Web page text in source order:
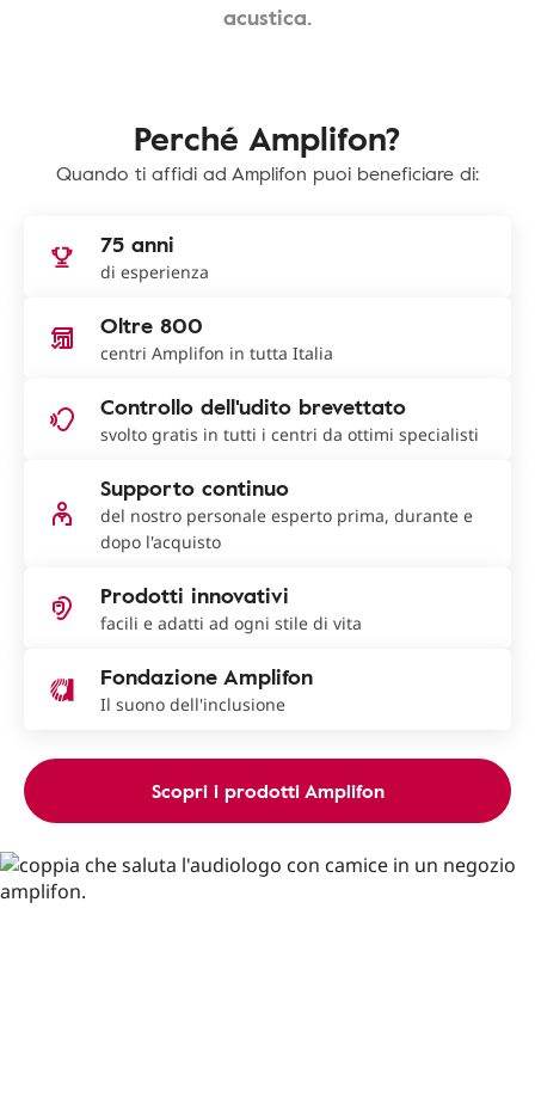
acustica.
Perché Amplifon?
Quando ti affidi ad Amplifon puoi beneficiare di:
75 anni
di esperienza
Oltre 800
centri Amplifon in tutta Italia
Controllo dell'udito brevettato
svolto gratis in tutti i centri da ottimi specialisti
Supporto continuo
del nostro personale esperto prima, durante e
dopo l'acquisto
Prodotti innovativi
facili e adatti ad ogni stile di vita
Fondazione Amplifon
Il suono dell'inclusione
Scopri i prodotti Amplifon